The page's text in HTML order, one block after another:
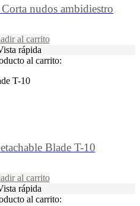
nudos ambidiestro
al carrito
rápida
al carrito:
T-10
Blade T-10
al carrito
rápida
al carrito: